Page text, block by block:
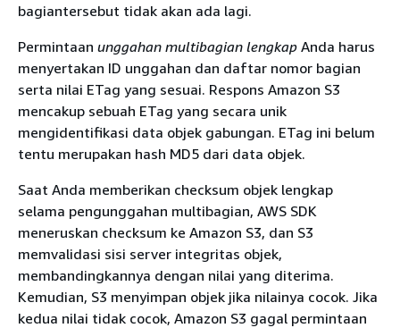
bagiantersebut tidak akan ada lagi.
Permintaan unggahan multibagian lengkap Anda harus
menyertakan ID unggahan dan daftar nomor bagian
serta nilai ETag yang sesuai. Respons Amazon S3
mencakup sebuah ETag yang secara unik
mengidentifikasi data objek gabungan. ETag ini belum
tentu merupakan hash MD5 dari data objek.
Saat Anda memberikan checksum objek lengkap
selama pengunggahan multibagian, AWS SDK
meneruskan checksum ke Amazon S3, dan S3
memvalidasi sisi server integritas objek,
membandingkannya dengan nilai yang diterima.
Kemudian, S3 menyimpan objek jika nilainya cocok. Jika
kedua nilai tidak cocok, Amazon S3 gagal permintaan